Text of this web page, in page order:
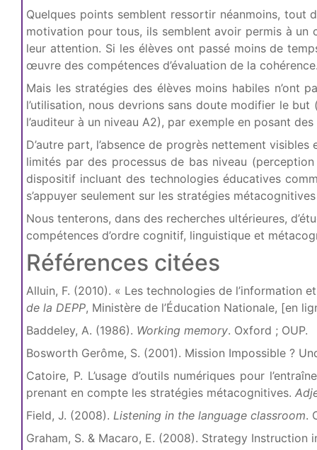
Quelques points semblent ressortir néanmoins, tout
motivation pour tous, ils semblent avoir permis à un
leur attention. Si les élèves ont passé moins de
œuvre des compétences d’évaluation de la
Mais les stratégies des élèves moins habiles
l’utilisation, nous devrions sans doute modifier le
l’auditeur à un niveau A2), par exemple en posant
D’autre part, l’absence de progrès nettement
limités par des processus de bas niveau
dispositif incluant des technologies éducatives
s’appuyer seulement sur les stratégies
Nous tenterons, dans des recherches ultérieures,
compétences d’ordre cognitif, linguistique et
Références citées
Alluin, F. (2010). « Les technologies de l’information
de la DEPP, Ministère de l’Éducation Nationale, [en
Baddeley, A. (1986). Working memory. Oxford ; OUP.
Bosworth Gerôme, S. (2001). Mission Impossible ?
Catoire, P. L’usage d’outils numériques pour
prenant en compte les stratégies métacognitives.
Field, J. (2008). Listening in the language classroom.
Graham, S. & Macaro, E. (2008). Strategy